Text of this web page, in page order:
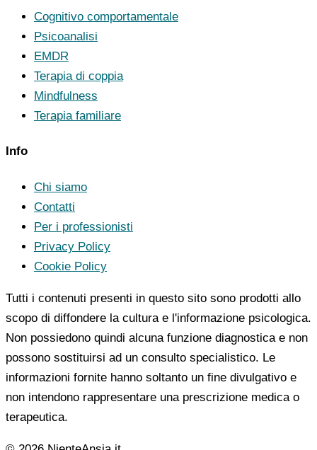
Cognitivo comportamentale
Psicoanalisi
EMDR
Terapia di coppia
Mindfulness
Terapia familiare
Info
Chi siamo
Contatti
Per i professionisti
Privacy Policy
Cookie Policy
Tutti i contenuti presenti in questo sito sono prodotti allo
scopo di diffondere la cultura e l'informazione psicologica.
Non possiedono quindi alcuna funzione diagnostica e non
possono sostituirsi ad un consulto specialistico. Le
informazioni fornite hanno soltanto un fine divulgativo e
non intendono rappresentare una prescrizione medica o
terapeutica.